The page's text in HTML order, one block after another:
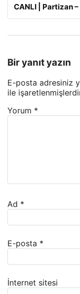
CANLI | Partizan –
Bir yanıt yazın
E-posta adresiniz
ile
Yorum *
Ad *
E-posta *
İnternet sitesi